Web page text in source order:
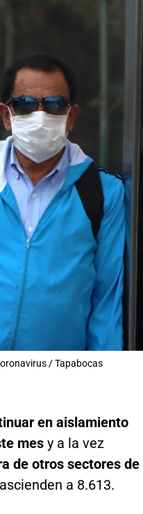
/ Tapabocas
en aislamiento
mesy a la vez
de otros sectores de
a 8.613.